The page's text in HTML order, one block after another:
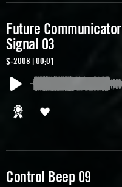
Future Communicator
Signal 03
S-2008 | 00:01
Control Beep 09